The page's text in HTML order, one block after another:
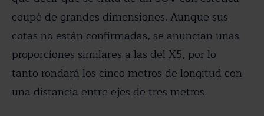
coupé de grandes dimensiones. Aunque sus
cotas no están confirmadas, se anuncian unas
proporciones similares a las del X5, por lo
tanto rondará los cinco metros de longitud con
una distancia entre ejes de tres metros.